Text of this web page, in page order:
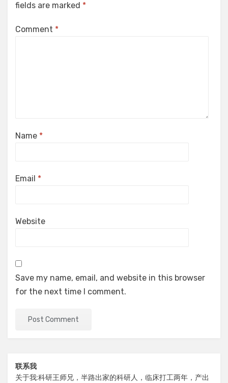
fields are marked *
Comment *
Name *
Email *
Website
Save my name, email, and website in this browser
for the next time I comment.
联系我
关于我:科研王师兄，半路出家的科研人，临床打工两年，产出